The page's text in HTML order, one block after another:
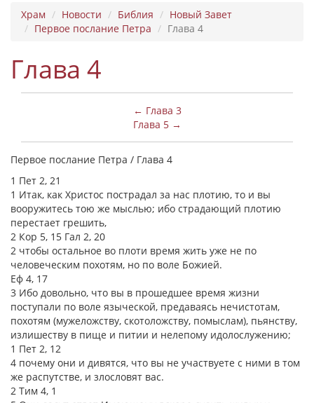
Храм Новости Библия
Новый Завет
Первое послание Петра
Глава 4
Глава 4
← Глава 3
Глава 5 →
Первое послание Петра / Глава 4
1 Пет 2, 21
1 Итак, как Христос пострадал за нас плотию, то и вы
вооружитесь тою же мыслью; ибо страдающий плотию
перестает грешить,
2 Кор 5, 15 Гал 2, 20
2 чтобы остальное во плоти время жить уже не по
человеческим похотям, но по воле Божией.
Еф 4, 17
3 Ибо довольно, что вы в прошедшее время жизни
поступали по воле языческой, предаваясь нечистотам,
похотям (мужеложству, скотоложству, помыслам), пьянству,
излишеству в пище и питии и нелепому идолослужению;
1 Пет 2, 12
4 почему они и дивятся, что вы не участвуете с ними в том
же распутстве, и злословят вас.
2 Тим 4, 1